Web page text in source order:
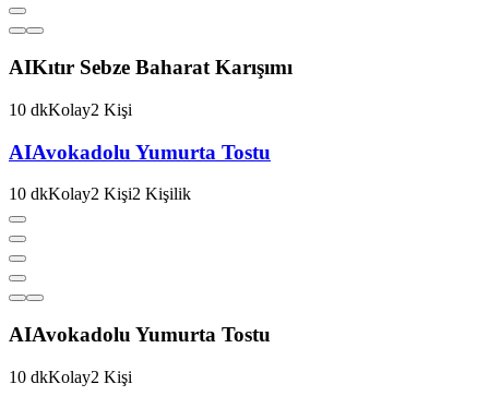
AIKıtır Sebze Baharat Karışımı
10 dkKolay2 Kişi
AIAvokadolu Yumurta Tostu
10 dkKolay2 Kişi2 Kişilik
AIAvokadolu Yumurta Tostu
10 dkKolay2 Kişi